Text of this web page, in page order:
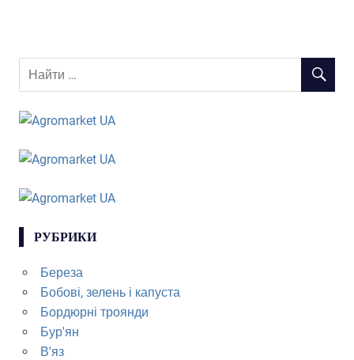
РУБРИКИ
Береза
Бобові, зелень і капуста
Бордюрні троянди
Бур'ян
В'яз